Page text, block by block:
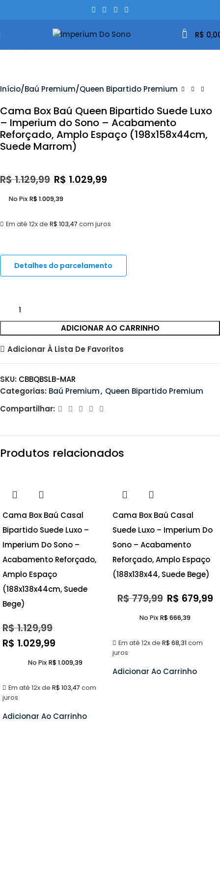
0 R$
Início Baú Premium Queen Bipartido Premium
Cama Box Baú Queen Bipartido Suede Luxo
– Imperium do Sono – Acabamento
Reforçado, Amplo Espaço (198x158x44cm,
Suede Marrom)
R$1.129,99 R$ 1.029,99
Em até 12x de R$ 103,47 com juros
No Pix R$1.009,39
Detalhes do parcelamento
ADICIONAR AO CARRINHO
Adicionar À Lista De Favoritos
SKU: CBBQBSLB-MAR
Categorias: Baú Premium, Queen Bipartido Premium
Compartilhar:
Produtos relacionados
Cama Box Baú Casal
Bipartido Suede Luxo –
Imperium Do Sono –
Acabamento Reforçado,
Amplo Espaço
(188x138x44cm, Suede
Bege)
R$1.129,99
R$ 1.029,99
Em até 12x de R$ 103,47 com
juros
No Pix R$1.009,39
Adicionar Ao Carrinho
Cama Box Baú Casal
Suede Luxo – Imperium Do
Sono – Acabamento
Reforçado, Amplo Espaço
(188x138x44, Suede Bege)
R$779,99 R$ 679,99
Em até 12x de R$ 68,31 com
juros
No Pix R$666,39
Adicionar Ao Carrinho